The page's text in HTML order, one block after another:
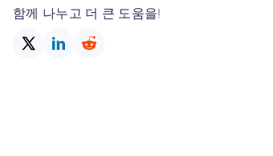
함께 나누고 더 큰 도움을!